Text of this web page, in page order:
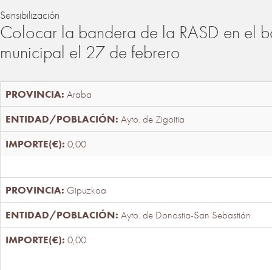
Sensibilización
Colocar la bandera de la RASD en el
municipal el 27 de febrero
Araba
Ayto. de Zigoitia
0,00
Gipuzkoa
Ayto. de Donostia-San Sebastián
0,00